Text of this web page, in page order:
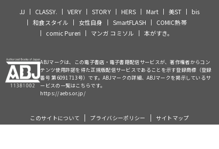
JJ CLASSY. VERY STORY HERS Mart 美ST
bis
和食スタイル
女性自身 SmartFLASH
COMIC熱帯
comic Pureri
マンガ コミソル 本がすき。
ABJマークは、この電子書店・電子書籍配信サービスが、著作権者からコン
テンツ使用許諾を得た正規版配信サービスであることを示す登録商標（登録
番号 第6091713号）です。ABJマークの詳細、ABJマークを掲示しているサ
ービスの一覧はこちらです。
https://aebs.or.jp/
このサイトについて プライバシーポリシー サイトマップ